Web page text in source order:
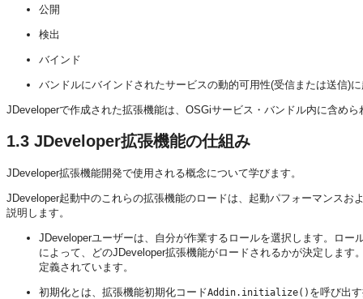
公開
検出
バインド
バンドルにバインドされたサービスの動的可用性(受信または送信)
JDeveloperで作成された拡張機能は、OSGiサービス・バンドル内に含めら
1.3 JDeveloper拡張機能の仕組み
JDeveloper拡張機能開発で使用される概念について学びます。
JDeveloper起動中のこれらの拡張機能のロードは、起動パフォーマンス
説明します。
JDeveloperユーザーは、自分が作業するロールを選択します。ロ
によって、どのJDeveloper拡張機能がロードされるかが決定します
定義されています。
初期化とは、拡張機能初期化コードAddin.initialize() を呼び出